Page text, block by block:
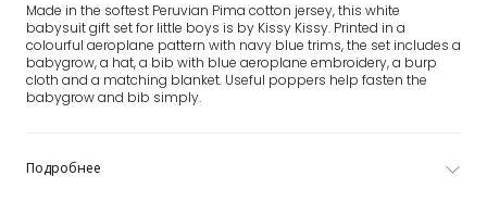
Made in the softest Peruvian Pima cotton jersey, this white
babysuit gift set for little boys is by Kissy Kissy. Printed in a
colourful aeroplane pattern with navy blue trims, the set includes a
babygrow, a hat, a bib with blue aeroplane embroidery, a burp
cloth and a matching blanket. Useful poppers help fasten the
babygrow and bib simply.
Подробнее